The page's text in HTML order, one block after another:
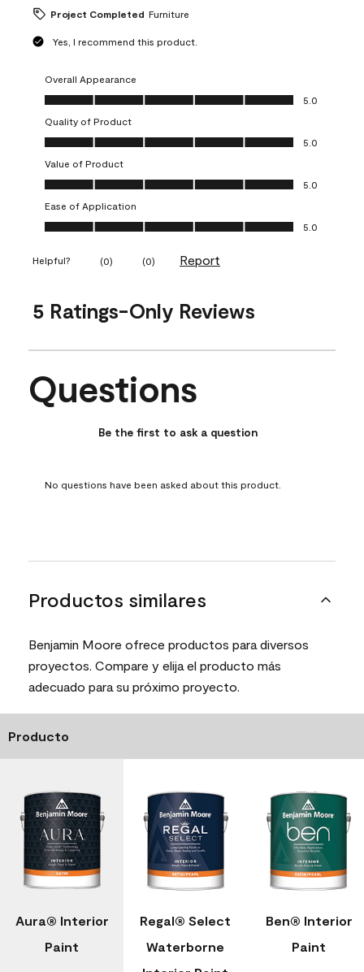
Project Completed Furniture
Yes, I recommend this product.
Overall Appearance
Overall Appearance, 5.0 out of 5
5.0
Quality of Product
Quality of Product, 5.0 out of 5
5.0
Value of Product
Value of Product, 5.0 out of 5
5.0
Ease of Application
Ease of Application, 5.0 out of 5
5.0
Helpful? (0) (0) Report
5 Ratings-Only Reviews
No questions have been asked about this product.
Questions
Be the first to ask a question
No questions have been asked about this product.
Productos similares
Benjamin Moore ofrece productos para diversos
proyectos. Compare y elija el producto más
adecuado para su próximo proyecto.
Producto
Aura® Interior
Paint
Regal® Select
Waterborne
Ben® Interior
Paint